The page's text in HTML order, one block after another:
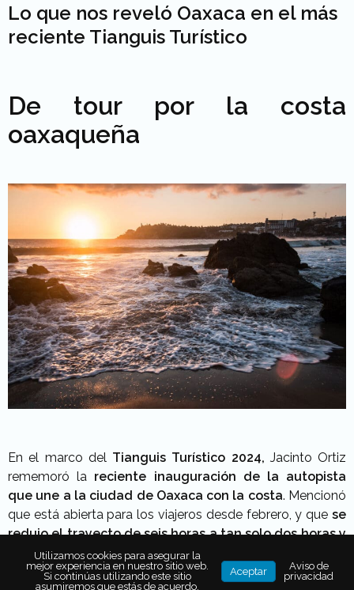
Lo que nos reveló Oaxaca en el más
reciente Tianguis Turístico
De tour por la costa
oaxaqueña
En el marco del Tianguis Turístico 2024, Jacinto Ortiz
rememoró la reciente inauguración de la autopista
que une a la ciudad de Oaxaca con la costa. Mencionó
que está abierta para los viajeros desde febrero, y que se
redujo el trayecto de seis horas a tan solo dos horas y
media(con una velocidad constante de 110 km/h).
Subrayó queahora llegar a Puerto Escondido será más
Utilizamos cookies para asegurar la
mejor experiencia en nuestro sitio web.
Si continúas utilizando este sitio
asumiremos que estás de acuerdo.
Aceptar
Aviso de
privacidad